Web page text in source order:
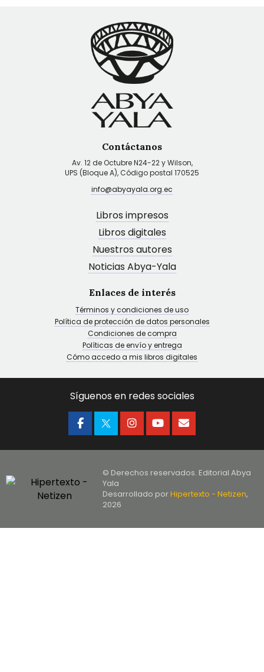
Contáctanos
Av. 12 de Octubre N24-22 y Wilson,
UPS (Bloque A), Código postal 170525
info@abyayala.org.ec
Libros impresos
Libros digitales
Nuestros autores
Noticias Abya-Yala
Enlaces de interés
Términos y condiciones de uso
Política de protección de datos personales
Condiciones de compra
Políticas de envío y entrega
Cómo accedo a mis libros digitales
Síguenos en redes sociales
© Derechos reservados. Editorial Abya
Yala
Desarrollado porHipertexto - Netizen,
2026